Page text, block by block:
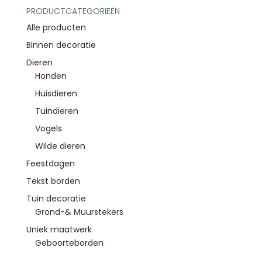
PRODUCTCATEGORIEËN
Alle producten
Binnen decoratie
Dieren
Honden
Huisdieren
Tuindieren
Vogels
Wilde dieren
Feestdagen
Tekst borden
Tuin decoratie
Grond-& Muurstekers
Uniek maatwerk
Geboorteborden